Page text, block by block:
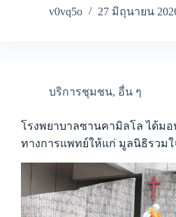
v0vq5o
27 มิถุนายน
บริการชุมชน, อื่น ๆ
โรงพยาบาลซานคามิลโล ได้ม
ทางการแพทย์ให้แก่ มูลนิธิรวมใ